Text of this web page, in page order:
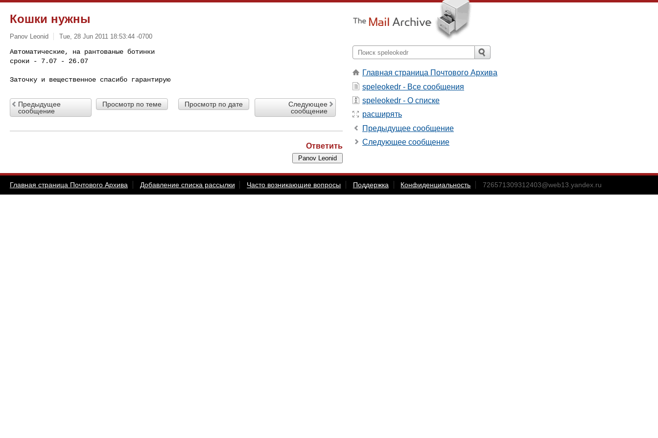
Кошки нужны
Panov Leonid Tue, 28 Jun 2011 18:53:44 -0700
Автоматические, на рантованые ботинки
сроки - 7.07 - 26.07
Предыдущее
сообщение
Просмотр по теме Просмотр по дате
Следующее
сообщение
Ответить
Главная страница Почтового Архива
speleokedr - Все сообщения
speleokedr - О списке
расширять
Предыдущее сообщение
Следующее сообщение
Главная страница Почтового Архива Добавление списка рассылки Часто возникающие вопросы Поддержка Конфиденциальность 726571309312403@web13.yandex.ru